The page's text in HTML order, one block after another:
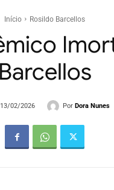
Início Rosildo Barcellos
Barcellos
02/2026 Por Dora Nunes